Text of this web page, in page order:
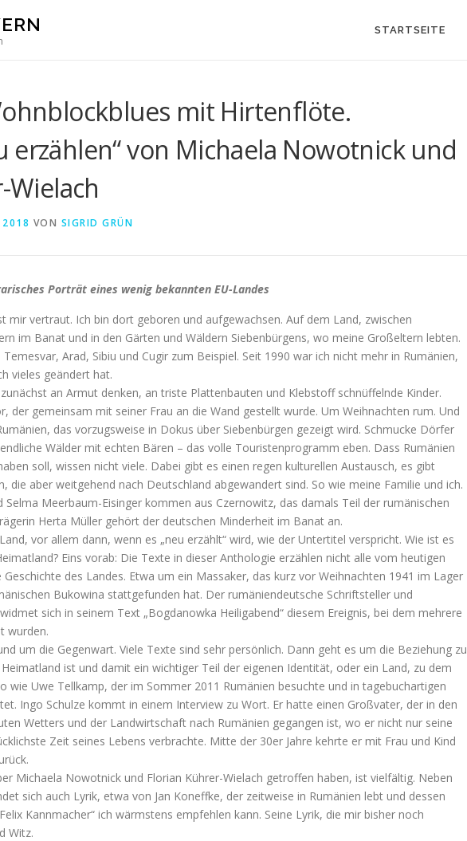
STARTSEITE
mit Hirtenflöte.
erzählen“ von Michaela Nowotnick und
Wielach
VON SIGRID GRÜN
Porträt eines wenig bekannten EU-Landes
mir vertraut. Ich bin dort geboren und aufgewachsen. Auf dem Land, zwischen
im Banat und in den Gärten und Wäldern Siebenbürgens, wo meine Großeltern lebten.
Arad, Sibiu und Cugir zum Beispiel. Seit 1990 war ich nicht mehr in Rumänien,
vieles geändert hat.
an Armut denken, an triste Plattenbauten und Klebstoff schnüffelnde Kinder.
der gemeinsam mit seiner Frau an die Wand gestellt wurde. Um Weihnachten rum. Und
das vorzugsweise in Dokus über Siebenbürgen gezeigt wird. Schmucke Dörfer
Wälder mit echten Bären – das volle Touristenprogramm eben. Dass Rumänien
soll, wissen nicht viele. Dabei gibt es einen regen kulturellen Austausch, es gibt
die aber weitgehend nach Deutschland abgewandert sind. So wie meine Familie und ich.
Selma Meerbaum-Eisinger kommen aus Czernowitz, das damals Teil der rumänischen
Herta Müller gehört der deutschen Minderheit im Banat an.
vor allem dann, wenn es „neu erzählt“ wird, wie der Untertitel verspricht. Wie ist es
Eins vorab: Die Texte in dieser Anthologie erzählen nicht alle vom heutigen
Geschichte des Landes. Etwa um ein Massaker, das kurz vor Weihnachten 1941 im Lager
Bukowina stattgefunden hat. Der rumäniendeutsche Schriftsteller und
sich in seinem Text „Bogdanowka Heiligabend“ diesem Ereignis, bei dem mehrere
wurden.
um die Gegenwart. Viele Texte sind sehr persönlich. Dann geht es um die Beziehung zu
ist und damit ein wichtiger Teil der eigenen Identität, oder ein Land, zu dem
wie Uwe Tellkamp, der im Sommer 2011 Rumänien besuchte und in tagebuchartigen
Ingo Schulze kommt in einem Interview zu Wort. Er hatte einen Großvater, der in den
Wetters und der Landwirtschaft nach Rumänien gegangen ist, wo er nicht nur seine
Zeit seines Lebens verbrachte. Mitte der 30er Jahre kehrte er mit Frau und Kind
Michaela Nowotnick und Florian Kührer-Wielach getroffen haben, ist vielfältig. Neben
sich auch Lyrik, etwa von Jan Koneffke, der zeitweise in Rumänien lebt und dessen
Kannmacher“ ich wärmstens empfehlen kann. Seine Lyrik, die mir bisher noch
Witz.